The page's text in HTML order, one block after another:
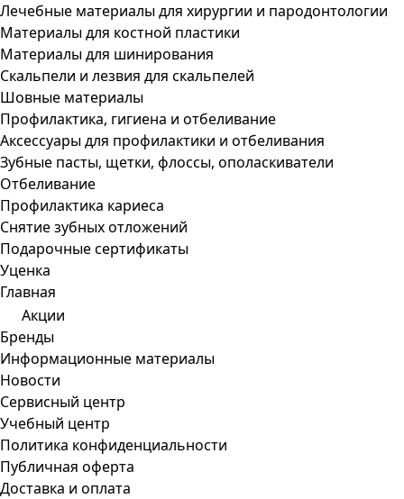
Лечебные материалы для хирургии и пародонтологии
Материалы для костной пластики
Материалы для шинирования
Скальпели и лезвия для скальпелей
Шовные материалы
Профилактика, гигиена и отбеливание
Аксессуары для профилактики и отбеливания
Зубные пасты, щетки, флоссы, ополаскиватели
Отбеливание
Профилактика кариеса
Снятие зубных отложений
Подарочные сертификаты
Уценка
Главная
Акции
Бренды
Информационные материалы
Новости
Сервисный центр
Учебный центр
Политика конфиденциальности
Публичная оферта
Доставка и оплата